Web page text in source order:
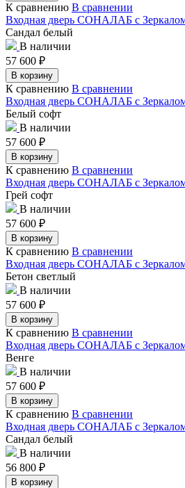
К сравнению В сравнении
Входная дверь СОНАЛАБ с
Сандал белый
В наличии
57 600 ₽
В корзину
К сравнению В сравнении
Входная дверь СОНАЛАБ с
Белый софт
В наличии
57 600 ₽
В корзину
К сравнению В сравнении
Входная дверь СОНАЛАБ с
Грей софт
В наличии
57 600 ₽
В корзину
К сравнению В сравнении
Входная дверь СОНАЛАБ с
Бетон светлый
В наличии
57 600 ₽
В корзину
К сравнению В сравнении
Входная дверь СОНАЛАБ с
Венге
В наличии
57 600 ₽
В корзину
К сравнению В сравнении
Входная дверь СОНАЛАБ с
Сандал белый
В наличии
56 800 ₽
В корзину